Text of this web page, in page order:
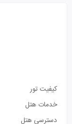
کیفیت تور
خدمات هتل
دسترسی هتل